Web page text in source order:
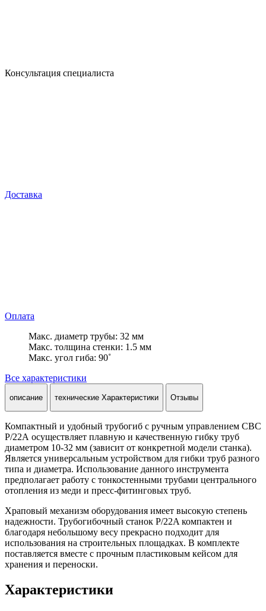
Консультация специалиста
Доставка
Оплата
Макс. диаметр трубы: 32 мм
Макс. толщина стенки: 1.5 мм
Макс. угол гиба: 90˚
Все характеристики
описание технические Характеристики Отзывы
Компактный и удобный трубогиб с ручным управлением CBC
P/22A осуществляет плавную и качественную гибку труб
диаметром 10-32 мм (зависит от конкретной модели станка).
Является универсальным устройством для гибки труб разного
типа и диаметра. Использование данного инструмента
предполагает работу с тонкостенными трубами центрального
отопления из меди и пресс-фитинговых труб.
Храповый механизм оборудования имеет высокую степень
надежности. Трубогибочный станок P/22A компактен и
благодаря небольшому весу прекрасно подходит для
использования на строительных площадках. В комплекте
поставляется вместе с прочным пластиковым кейсом для
хранения и переноски.
Характеристики